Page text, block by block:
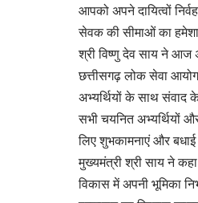
आपको अपने दायित्वों
सेवक की सीमाओं का हमेशा
श्री विष्णु देव साय ने आज
छत्तीसगढ़ लोक सेवा आयोग
अभ्यर्थियों के साथ संवाद
सभी चयनित अभ्यर्थियों
लिए शुभकामनाएं और बधाई
मुख्यमंत्री श्री साय ने
विकास में अपनी भूमिका